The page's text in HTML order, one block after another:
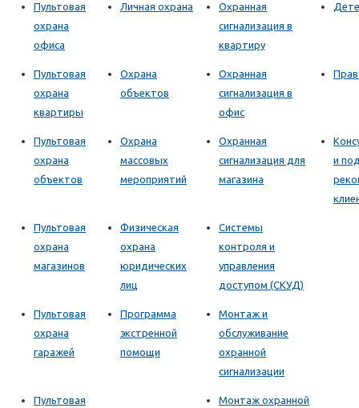
Пультовая
охрана
офиса
Личная охрана
Охранная
сигнализация в
квартиру
Пультовая
охрана
квартиры
Охрана
объектов
Охранная
сигнализация в
офис
Пультовая
охрана
объектов
Охрана
массовых
мероприятий
Охранная
сигнализация для
магазина
и
Пультовая
охрана
магазинов
Физическая
охрана
юридических
лиц
Системы
контроля и
управления
доступом (СКУД)
Пультовая
охрана
гаражей
Программа
экстренной
помощи
Монтаж и
обслуживание
охранной
сигнализации
Пультовая Монтаж охранной